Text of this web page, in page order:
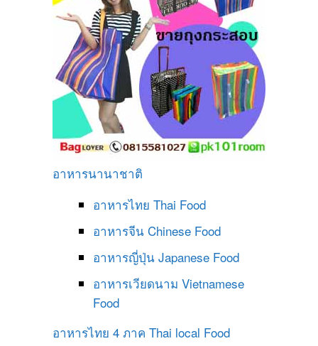
อาหารนานาชาติ
อาหารไทย Thai Food
อาหารจีน Chinese Food
อาหารญี่ปุ่น Japanese Food
อาหารเวียดนาม Vietnamese
Food
อาหารไทย 4 ภาค Thai local Food